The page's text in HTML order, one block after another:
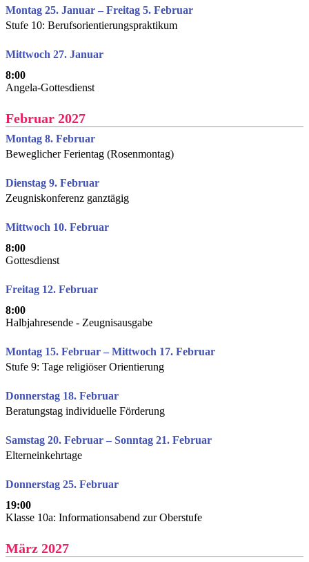
Montag 25. Januar – Freitag 5. Februar
Stufe 10: Berufsorientierungspraktikum
Mittwoch 27. Januar
8:00
Angela-Gottesdienst
Februar 2027
Montag 8. Februar
Beweglicher Ferientag (Rosenmontag)
Dienstag 9. Februar
Zeugniskonferenz ganztägig
Mittwoch 10. Februar
8:00
Gottesdienst
Freitag 12. Februar
8:00
Halbjahresende - Zeugnisausgabe
Montag 15. Februar – Mittwoch 17. Februar
Stufe 9: Tage religiöser Orientierung
Donnerstag 18. Februar
Beratungstag individuelle Förderung
Samstag 20. Februar – Sonntag 21. Februar
Elterneinkehrtage
Donnerstag 25. Februar
19:00
Klasse 10a: Informationsabend zur Oberstufe
März 2027